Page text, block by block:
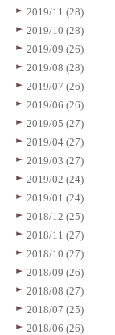
2019/11 (28)
2019/10 (28)
2019/09 (26)
2019/08 (28)
2019/07 (26)
2019/06 (26)
2019/05 (27)
2019/04 (27)
2019/03 (27)
2019/02 (24)
2019/01 (24)
2018/12 (25)
2018/11 (27)
2018/10 (27)
2018/09 (26)
2018/08 (27)
2018/07 (25)
2018/06 (26)